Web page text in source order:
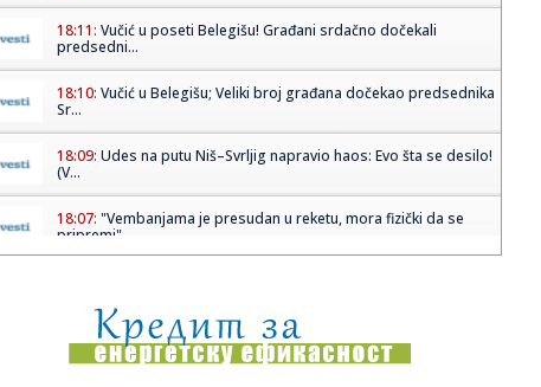
18:11: Vučić u poseti Belegišu! Građani srdačno dočekali
predsedni...
18:10: Vučić u Belegišu; Veliki broj građana dočekao predsednika
Sr...
18:09: Udes na putu Niš–Svrljig napravio haos: Evo šta se desilo!
(V...
18:07: "Vembanjama je presudan u reketu, mora fizički da se
pripremi"
18:01:Ako redovno trenirate, evo zašto bi sauna mogla da
postane deo v...